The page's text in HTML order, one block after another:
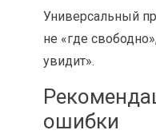
Универсальный
не «где
увидит».
ошибки